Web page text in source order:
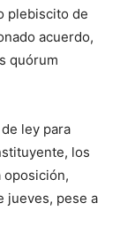
plebiscito de
acuerdo,
quórum
ley para
los
oposición,
jueves, pese a